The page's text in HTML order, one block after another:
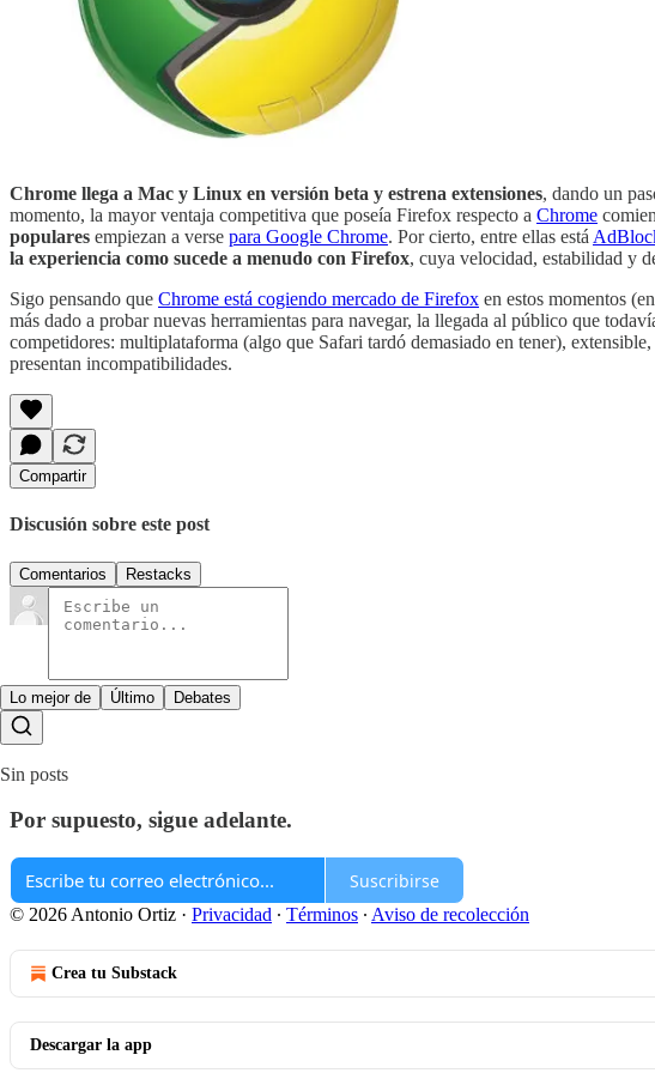
Chrome llega a Mac y Linux en versión beta y estrena extensiones, dando un
momento, la mayor ventaja competitiva que poseía Firefox respecto a Chrome
populares empiezan a verse para Google Chrome. Por cierto, entre ellas está
la experiencia como sucede a menudo con Firefox, cuya velocidad, estabilidad y
Sigo pensando que Chrome está cogiendo mercado de Firefox en estos momentos
más dado a probar nuevas herramientas para navegar, la llegada al público que
competidores: multiplataforma (algo que Safari tardó demasiado en tener),
presentan incompatibilidades.
Compartir
Discusión sobre este post
Comentarios Restacks
Lo mejor de Último Debates
Sin posts
Por supuesto, sigue adelante.
Suscribirse
© 2026 Antonio Ortiz · Privacidad ∙ Términos ∙ Aviso de recolección
Crea tu Substack
Descargar la app